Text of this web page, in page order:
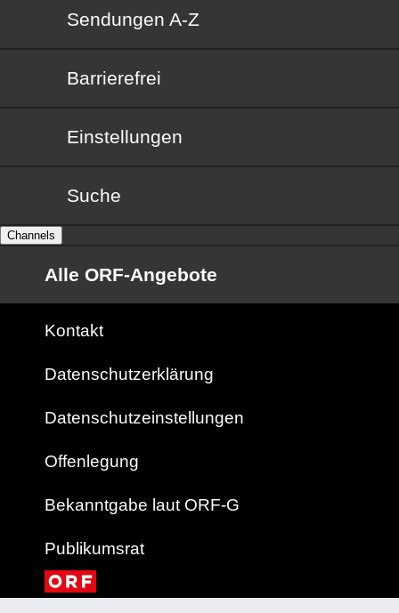
Sendungen von A bis Z
Sendungen A-Z
Barrierefrei
Barrierefrei
Einstellungen
Suche
Channels
Alle ORF-Angebote
Kontakt
Datenschutzerklärung
Datenschutzeinstellungen
Offenlegung
Bekanntgabe laut ORF-G
Publikumsrat